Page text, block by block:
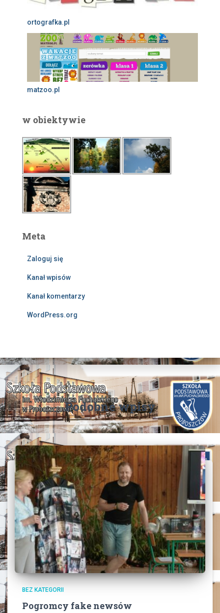
ortografka.pl
matzoo.pl
w obiektywie
Meta
Zaloguj się
Kanał wpisów
Kanał komentarzy
WordPress.org
Podobne wpisy
BEZ KATEGORII
Pogromcy fake newsów